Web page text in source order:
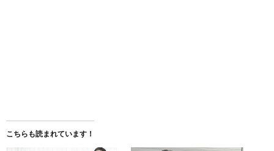
こちらも読まれています！